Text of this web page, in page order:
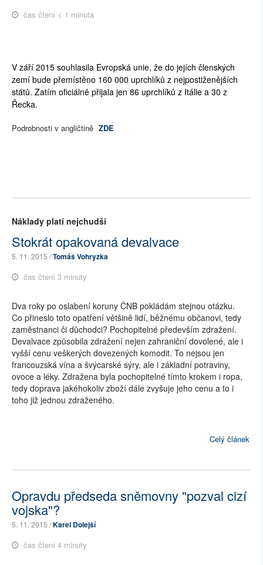
čas čtení < 1 minuta
V září 2015 souhlasila Evropská unie, že do jejích členských
zemí bude přemístěno 160 000 uprchlíků z nejpostiženějších
států. Zatím oficiálně přijala jen 86 uprchlíků z Itálie a 30 z
Řecka.
Podrobnosti v angličtině ZDE
Náklady platí nejchudší
Stokrát opakovaná devalvace
5. 11. 2015 /Tomáš Vohryzka
čas čtení 3 minuty
Dva roky po oslabení koruny ČNB pokládám stejnou otázku.
Co přineslo toto opatření většině lidí, běžnému občanovi, tedy
zaměstnanci či důchodci? Pochopitelné především zdražení.
Devalvace způsobila zdražení nejen zahraniční dovolené, ale i
vyšší cenu veškerých dovezených komodit. To nejsou jen
francouzská vína a švýcarské sýry, ale i základní potraviny,
ovoce a léky. Zdražena byla pochopitelné tímto krokem i ropa,
tedy doprava jakéhokoliv zboží dále zvyšuje jeho cenu a to i
toho již jednou zdraženého.
Celý článek
Opravdu předseda sněmovny "pozval cizí
vojska"?
5. 11. 2015 /Karel Dolejší
čas čtení 4 minuty